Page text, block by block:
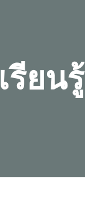
รียนรู้